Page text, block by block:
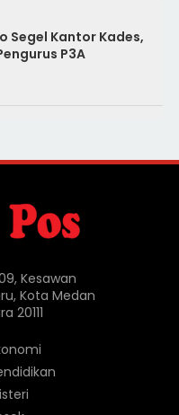
Segel Kantor Kades,
P3A
Kesawan
Kota Medan
20111